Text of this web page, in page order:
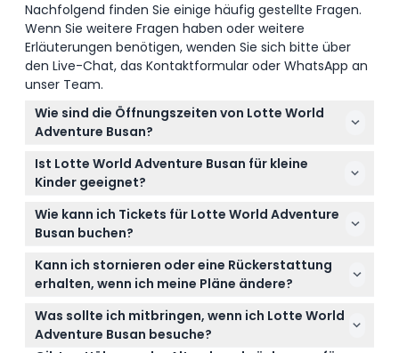
Nachfolgend finden Sie einige häufig gestellte Fragen.
Wenn Sie weitere Fragen haben oder weitere
Erläuterungen benötigen, wenden Sie sich bitte über
den Live-Chat, das Kontaktformular oder WhatsApp an
unser Team.
Wie sind die Öffnungszeiten von Lotte World
Adventure Busan?
Lotte World Adventure Busan ist täglich von 10:00
Uhr bis 21:00 Uhr geöffnet (Änderungen vorbehalten
– bitte bei der Buchung bestätigen).
Ist Lotte World Adventure Busan für kleine
Kinder geeignet?
Ja, der Park bietet Attraktionen für alle
Altersgruppen, und Kinder unter 3 Jahren haben
Gebühren anfallen können.
Wie kann ich Tickets für Lotte World Adventure
Busan buchen?
Sie können Ihre Tickets bequem online direkt hier
auf dieser Website buchen. Bitte beachten Sie, dass
die Tickets nur für internationale Reisende gültig
sind.
Kann ich stornieren oder eine Rückerstattung
erhalten, wenn ich meine Pläne ändere?
Tickets für Lotte World Adventure Busan sind nicht
erstattungsfähig und können nicht storniert
Was sollte ich mitbringen, wenn ich Lotte World
Adventure Busan besuche?